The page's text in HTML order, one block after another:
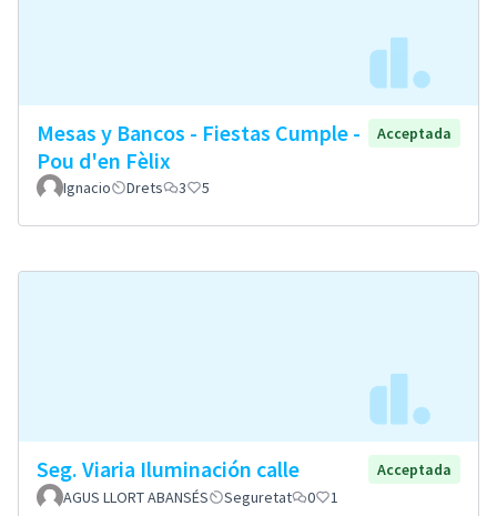
Mesas y Bancos - Fiestas Cumple -
Pou d'en Fèlix
Acceptada
Ignacio Drets 3 5
Seg. Viaria Iluminación calle
Acceptada
AGUS LLORT ABANSÉS
Seguretat 0 1